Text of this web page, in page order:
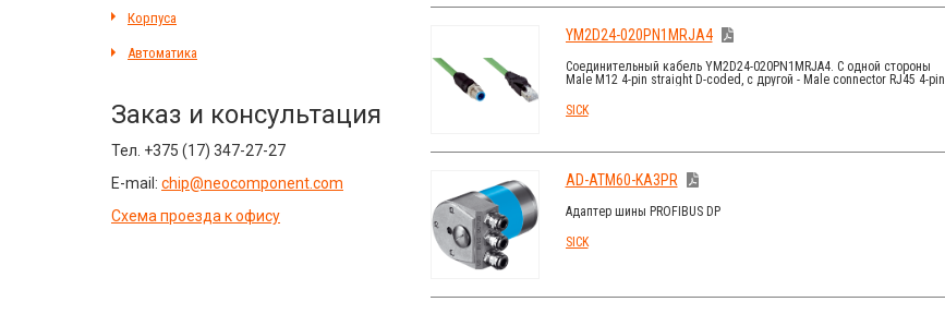
Корпуса
Автоматика
Заказ и консультация
Тел. +375 (17) 347-27-27
E-mail: chip@neocomponent.com
Схема проезда к офису
YM2D24-020PN1MRJA4
Соединительный кабель YM2D24-020PN1MRJA4. С одной стороны
Male M12 4-pin straight D-coded, с другой - Male connector RJ45 4-pin
SICK
AD-ATM60-KA3PR
Адаптер шины PROFIBUS DP
SICK